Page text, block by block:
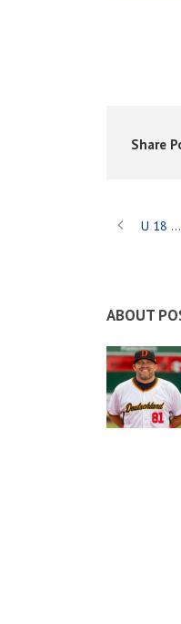
Share
U 18
ABOUT